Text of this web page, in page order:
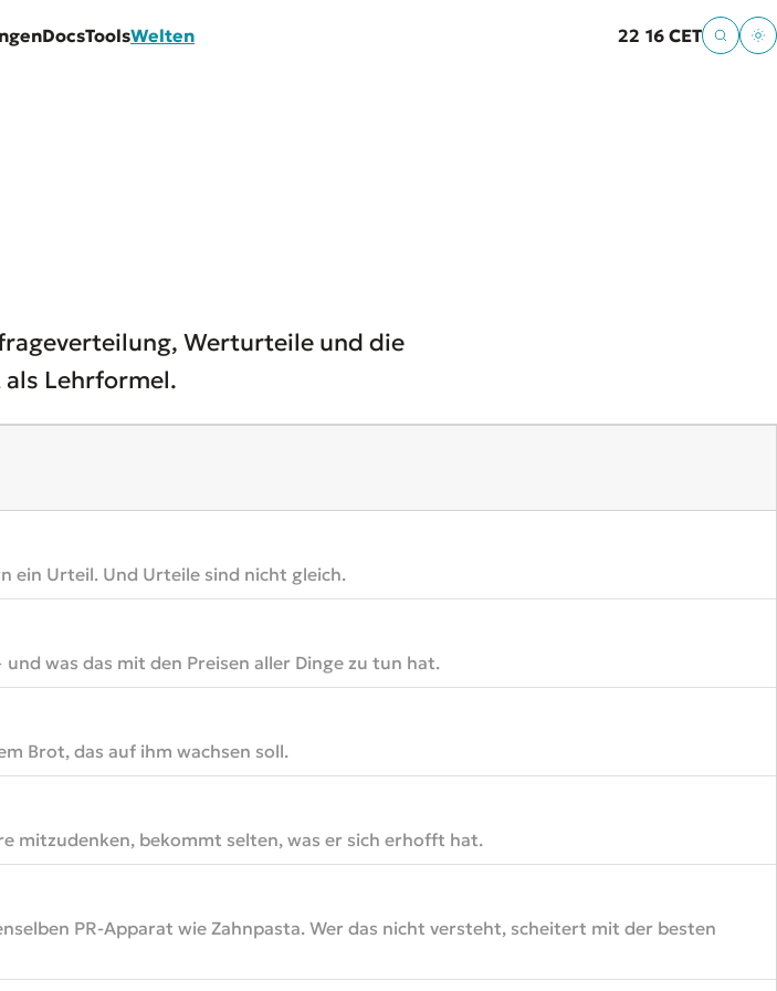
DocsToolsWelten 22 16 CET
Werturteile und die
Lehrformel.
ein Urteil. Und Urteile sind nicht gleich.
was das mit den Preisen aller Dinge zu tun hat.
Brot, das auf ihm wachsen soll.
mitzudenken, bekommt selten, was er sich erhofft hat.
PR-Apparat wie Zahnpasta. Wer das nicht versteht, scheitert mit der besten